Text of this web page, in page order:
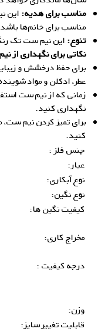
مناسب برای هدیه: این
مناسب برای خانم‌ها
تنوع: این نیم ست تک
نکاتی برای نگهداری از
برای حفظ درخشش و
عطر، ادکلن و مواد
زمانی که از نیم ست
نگهداری کنید.
برای تمیز کردن نیم ست،
کنید.
جنس فلز :
عیار:
نوع آبکاری:
نوع نگین:
کیفیت نگین ها:
مخراج کاری:
درجه کیفیت :
وزن:
قابلیت تغییر سایز: